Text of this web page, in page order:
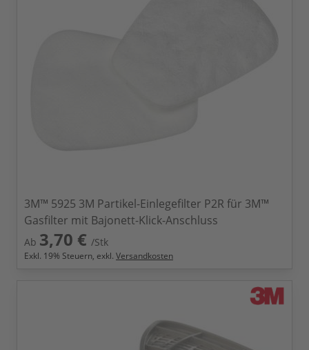
3M™ 5925 3M Partikel-Einlegefilter P2R für 3M™
Gasfilter mit Bajonett-Klick-Anschluss
Ab 3,70 € /Stk
Exkl. 19% Steuern, exkl. Versandkosten